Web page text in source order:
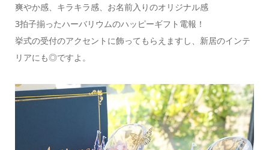
爽やか感、キラキラ感、お名前入りのオリジナル感
3拍子揃ったハーバリウムのハッピーギフト電報！
挙式の受付のアクセントに飾ってもらえますし、新居のインテ
リアにも◎ですよ。